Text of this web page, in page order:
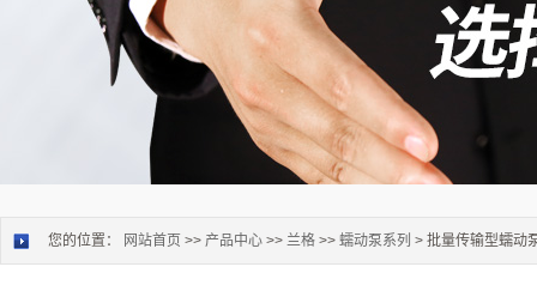
您的位置： 网站首页 >> 产品中心 >> 兰格 >> 蠕动泵系列 > 批量传输型蠕动